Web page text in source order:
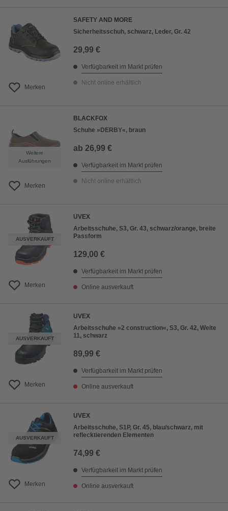
Merken
SAFETY AND MORE
Sicherheitsschuh, schwarz, Leder, Gr. 42
29,99 €
Verfügbarkeit im Markt prüfen
Nicht online erhältlich
Weitere
Ausführungen
Merken
BLACKFOX
Schuhe »DERBY«, braun
ab 26,99 €
Verfügbarkeit im Markt prüfen
Nicht online erhältlich
AUSVERKAUFT
Merken
UVEX
Arbeitsschuhe, S3, Gr. 43, schwarz/orange, breite
Passform
129,00 €
Verfügbarkeit im Markt prüfen
Online ausverkauft
AUSVERKAUFT
Merken
UVEX
Arbeitsschuhe »2 construction«, S3, Gr. 42, Weite
11, schwarz
89,99 €
Verfügbarkeit im Markt prüfen
Online ausverkauft
AUSVERKAUFT
Merken
UVEX
Arbeitsschuhe, S1P, Gr. 45, blau/schwarz, mit
reflecktierenden Elementen
74,99 €
Verfügbarkeit im Markt prüfen
Online ausverkauft